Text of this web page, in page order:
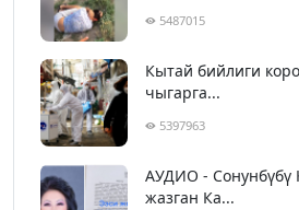
5487015
Кытай бийлиги
чыгарга...
5397963
АУДИО - Сонунбүбү
жазган Ка...